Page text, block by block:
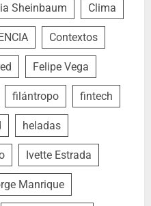
Sheinbaum Clima
Contextos
Felipe Vega
filántropo fintech
heladas
Ivette Estrada
Manrique